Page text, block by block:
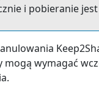
i pobieranie
wymagać